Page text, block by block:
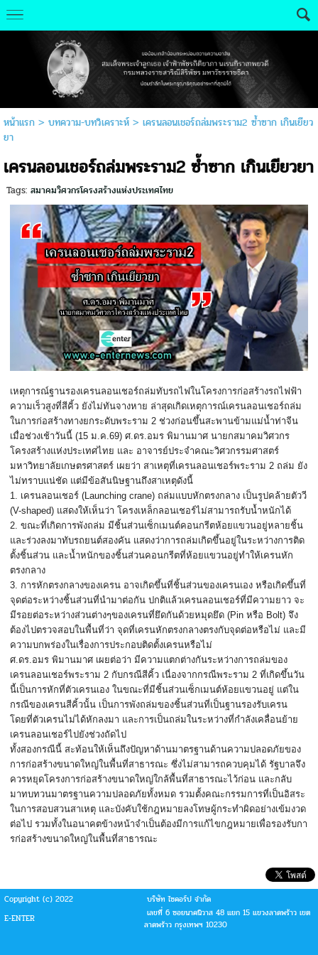
หน้าแรก> บทความ-บทวิเคราะห์> เครนลอนเชอร์ถล่มพระราม2 ซ้ำซาก เกินเยียว
ยา
เครนลอนเชอร์ถล่มพระราม2 ซ้ำซาก เกินเยียวยา
Tags: สมาคมวิศวกรโครงสร้างแห่งประเทศไทย
เหตุการณ์ฐานรองเครนลอนเชอร์ถล่มทับรถไฟในโครงการก่อสร้างรถไฟฟ้า
ความเร็วสูงที่สีคิ้ว ยังไม่ทันจางหาย ล่าสุดเกิดเหตุการณ์เครนลอนเชอร์ถล่ม
ในการก่อสร้างทางยกระดับพระราม 2 ช่วงก่อนขึ้นสะพานข้ามแม่น้ำท่าจีน
เมื่อช่วงเช้าวันนี้ (15 ม.ค.69) ศ.ดร.อมร พิมานมาศ นายกสมาคมวิศวกร
โครงสร้างแห่งประเทศไทย และ อาจารย์ประจำคณะวิศวกรรมศาสตร์
มหาวิทยาลัยเกษตรศาสตร์ เผยว่า สาเหตุที่เครนลอนเชอร์พระราม 2 ถล่ม ยัง
ไม่ทราบแน่ชัด แต่มีข้อสันนิษฐานถึงสาเหตุดังนี้
1. เครนลอนเชอร์ (Launching crane) ถล่มแบบหักตรงกลาง เป็นรูปคล้ายตัววี
(V-shaped) แสดงให้เห็นว่า โครงเหล็กลอนเชอร์ไม่สามารถรับน้ำหนักได้
2. ขณะที่เกิดการพังถล่ม มีชิ้นส่วนเซ็กเมนต์คอนกรีตห้อยแขวนอยู่หลายชิ้น
และร่วงลงมาทับรถยนต์สองคัน แสดงว่าการถล่มเกิดขึ้นอยู่ในระหว่างการติด
ตั้งชิ้นส่วน และน้ำหนักของชิ้นส่วนคอนกรีตที่ห้อยแขวนอยู่ทำให้เครนหัก
ตรงกลาง
3. การหักตรงกลางของเครน อาจเกิดขึ้นที่ชิ้นส่วนของเครนเอง หรือเกิดขึ้นที่
จุดต่อระหว่างชิ้นส่วนที่นำมาต่อกัน ปกติแล้วเครนลอนเชอร์ที่มีความยาว จะ
มีรอยต่อระหว่างส่วนต่างๆของเครนที่ยึดกันด้วยหมุดยึด (Pin หรือ Bolt) จึง
ต้องไปตรวจสอบในพื้นที่ว่า จุดที่เครนหักตรงกลางตรงกับจุดต่อหรือไม่ และมี
ความบกพร่องในเรื่องการประกอบติดตั้งเครนหรือไม่
ศ.ดร.อมร พิมานมาศ เผยต่อว่า มีความแตกต่างกันระหว่างการถล่มของ
เครนลอนเชอร์พระราม 2 กับกรณีสีคิ้ว เนื่องจากกรณีพระราม 2 ที่เกิดขึ้นวัน
นี้เป็นการหักที่ตัวเครนเอง ในขณะที่มีชิ้นส่วนเซ็กเมนต์ห้อยแขวนอยู่ แต่ใน
กรณีของเครนสีคิ้วนั้น เป็นการพังถล่มของชิ้นส่วนที่เป็นฐานรองรับเครน
โดยที่ตัวเครนไม่ได้หักลงมา และการเป็นถล่มในระหว่างที่กำลังเคลื่อนย้าย
เครนลอนเชอร์ไปยังช่วงถัดไป
ทั้งสองกรณีนี้ สะท้อนให้เห็นถึงปัญหาด้านมาตรฐานด้านความปลอดภัยของ
การก่อสร้างขนาดใหญ่ในพื้นที่สาธารณะ ซึ่งไม่สามารถควบคุมได้ รัฐบาลจึง
ควรหยุดโครงการก่อสร้างขนาดใหญ่ใกล้พื้นที่สาธารณะไว้ก่อน และกลับ
มาทบทวนมาตรฐานความปลอดภัยทั้งหมด รวมตั้งคณะกรรมการที่เป็นอิสระ
ในการสอบสวนสาเหตุ และบังคับใช้กฎหมายลงโทษผู้กระทำผิดอย่างเข้มงวด
ต่อไป รวมทั้งในอนาคตข้างหน้าจำเป็นต้องมีการแก้ไขกฎหมายเพื่อรองรับกา
รก่อสร้างขนาดใหญ่ในพื้นที่สาธารณะ
Copyright (c) 2022
บริษัท ไซคอร์ป จำกัด
E-ENTER
เลขที่ 6 ซอยนาคนิวาส 48 แยก 15 แขวงลาดพร้าว เขต
ลาดพร้าว กรุงเทพฯ 10230